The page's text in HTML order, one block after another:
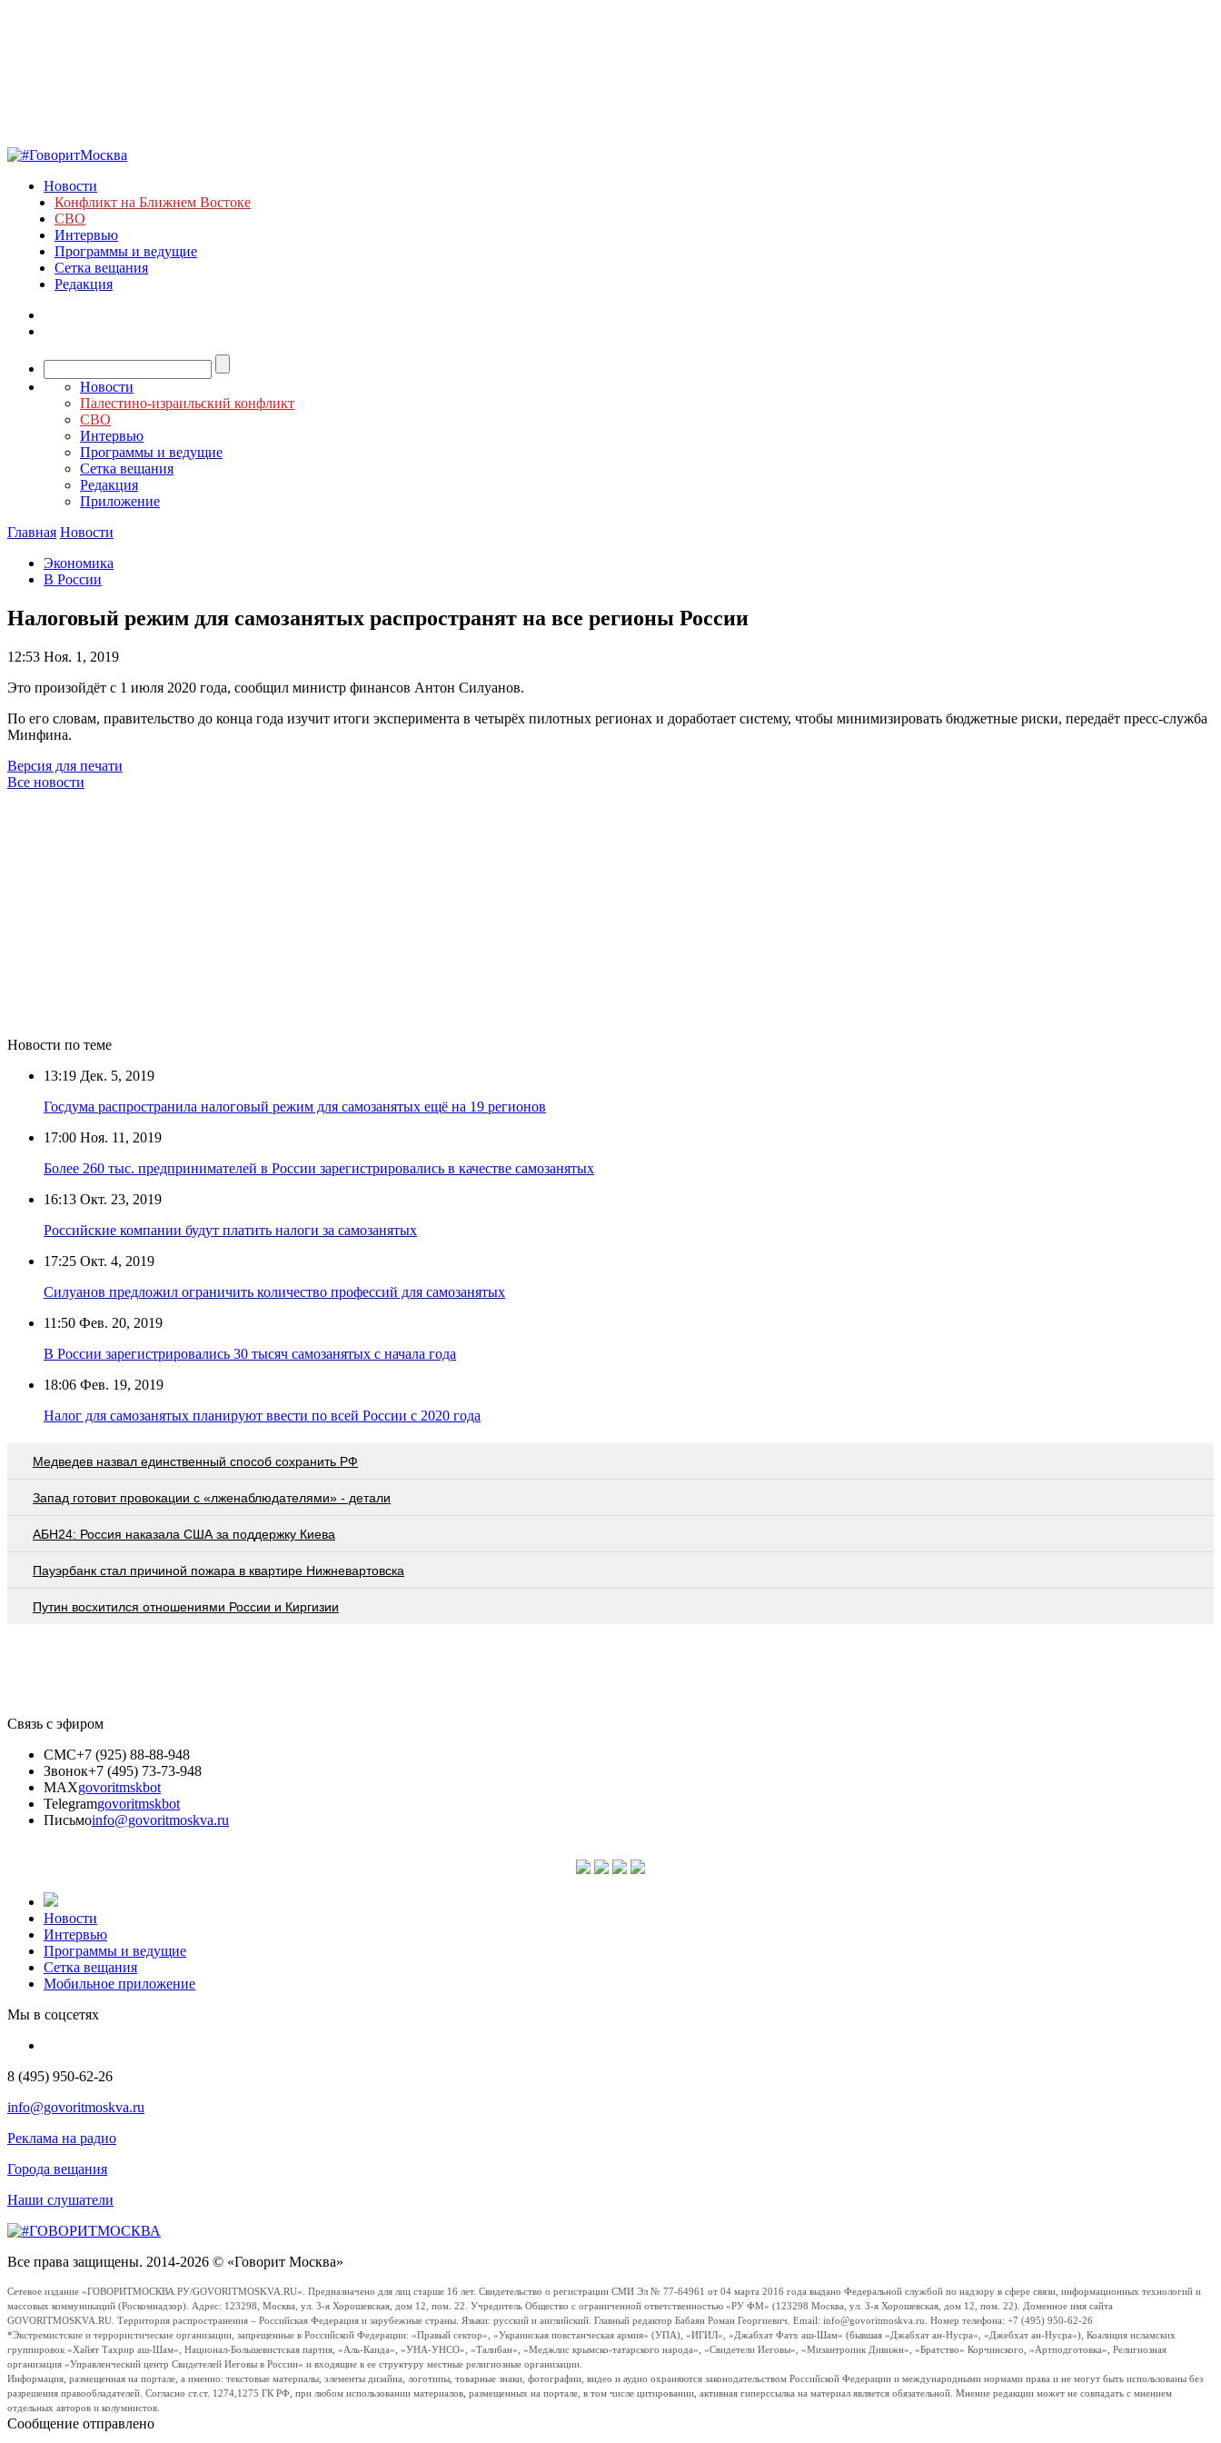
Новости
Конфликт на Ближнем Востоке
СВО
Интервью
Программы и ведущие
Сетка вещания
Редакция
Новости
Палестино-израильский конфликт
СВО
Интервью
Программы и ведущие
Сетка вещания
Редакция
Приложение
Главная Новости
Экономика
В России
Налоговый режим для самозанятых распространят на все регионы России
12:53 Ноя. 1, 2019
Это произойдёт с 1 июля 2020 года, сообщил министр финансов Антон Силуанов.
По его словам, правительство до конца года изучит итоги эксперимента в четырёх пилотных регионах и доработает систему, чтобы минимизировать бюджетные риски, передаёт пресс-служба
Минфина.
Версия для печати
Все новости
Новости по теме
13:19 Дек. 5, 2019
Госдума распространила налоговый режим для самозанятых ещё на 19 регионов
17:00 Ноя. 11, 2019
Более 260 тыс. предпринимателей в России зарегистрировались в качестве самозанятых
16:13 Окт. 23, 2019
Российские компании будут платить налоги за самозанятых
17:25 Окт. 4, 2019
Силуанов предложил ограничить количество профессий для самозанятых
11:50 Фев. 20, 2019
В России зарегистрировались 30 тысяч самозанятых с начала года
18:06 Фев. 19, 2019
Налог для самозанятых планируют ввести по всей России с 2020 года
Медведев назвал единственный способ сохранить РФ
Запад готовит провокации с «лженаблюдателями» - детали
АБН24: Россия наказала США за поддержку Киева
Пауэрбанк стал причиной пожара в квартире Нижневартовска
Путин восхитился отношениями России и Киргизии
Связь с эфиром
СМС+7 (925) 88-88-948
Звонок+7 (495) 73-73-948
MAXgovoritmskbot
Telegramgovoritmskbot
Письмоinfo@govoritmoskva.ru
Новости
Интервью
Программы и ведущие
Сетка вещания
Мобильное приложение
Мы в соцсетях
8 (495) 950-62-26
info@govoritmoskva.ru
Реклама на радио
Города вещания
Наши слушатели
Все права защищены. 2014-2026 © «Говорит Москва»
Сетевое издание «ГОВОРИТМОСКВА.РУ/GOVORITMOSKVA.RU». Предназначено для лиц старше 16 лет. Свидетельство о регистрации СМИ Эл № 77-64961 от 04 марта 2016 года выдано Федеральной службой по надзору в сфере связи, информационных технологий и
массовых коммуникаций (Роскомнадзор). Адрес: 123298, Москва, ул. 3-я Хорошевская, дом 12, пом. 22. Учредитель Общество с ограниченной ответственностью «РУ ФМ» (123298 Москва, ул. 3-я Хорошевская, дом 12, пом. 22). Доменное имя сайта
GOVORITMOSKVA.RU. Территория распространения – Российская Федерация и зарубежные страны. Языки: русский и английский. Главный редактор Бабаян Роман Георгиевич. Email: info@govoritmoskva.ru. Номер телефона: +7 (495) 950-62-26
*Экстремистские и террористические организации, запрещенные в Российской Федерации: «Правый сектор», «Украинская повстанческая армия» (УПА), «ИГИЛ», «Джабхат Фатх аш-Шам» (бывшая «Джабхат ан-Нусра», «Джебхат ан-Нусра»), Коалиция исламских
группировок «Хайят Тахрир аш-Шам», Национал-Большевистская партия, «Аль-Каида», «УНА-УНСО», «Талибан», «Меджлис крымско-татарского народа», «Свидетели Иеговы», «Мизантропик Дивижн», «Братство» Корчинского, «Артподготовка», Религиозная
организация «Управленческий центр Свидетелей Иеговы в России» и входящие в ее структуру местные религиозные организации.
Информация, размещенная на портале, а именно: текстовые материалы, элементы дизайна, логотипы, товарные знаки, фотографии, видео и аудио охраняются законодательством Российской Федерации и международными нормами права и не могут быть использованы без
разрешения правообладателей. Согласно ст.ст. 1274,1275 ГК РФ, при любом использовании материалов, размещенных на портале, в том числе цитировании, активная гиперссылка на материал является обязательной. Мнение редакции может не совпадать с мнением
отдельных авторов и колумнистов.
Сообщение отправлено